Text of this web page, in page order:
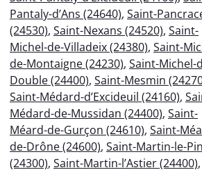
Pantaly-d’Ans (24640), Saint-
(24530), Saint-Nexans (24520), Saint-
Michel-de-Villadeix (24380), Saint-
de-Montaigne (24230), Saint-Michel-
Double (24400), Saint-Mesmin
Saint-Médard-d’Excideuil (24160),
Médard-de-Mussidan (24400), Saint-
Méard-de-Gurçon (24610), Saint-
de-Drône (24600), Saint-Martin-le-Pin
(24300), Saint-Martin-l’Astier (24400),